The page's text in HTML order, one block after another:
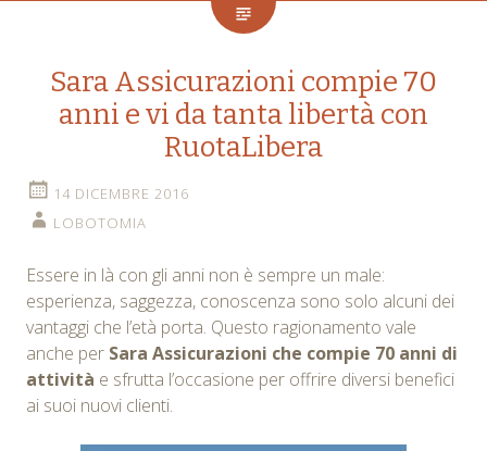
Sara Assicurazioni compie 70
anni e vi da tanta libertà con
RuotaLibera
14 DICEMBRE 2016
LOBOTOMIA
Essere in là con gli anni non è sempre un male:
esperienza, saggezza, conoscenza sono solo alcuni dei
vantaggi che l’età porta. Questo ragionamento vale
anche per Sara Assicurazioni che compie 70 anni di
attività e sfrutta l’occasione per offrire diversi benefici
ai suoi nuovi clienti.